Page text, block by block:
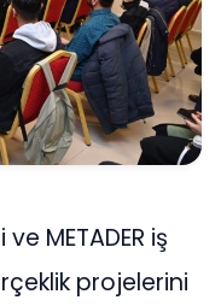
METADER iş
projelerini